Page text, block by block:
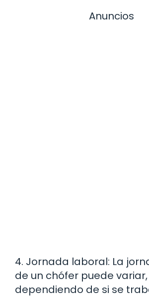
Anuncios
4. Jornada laboral: La
de un chófer puede variar,
dependiendo de si se